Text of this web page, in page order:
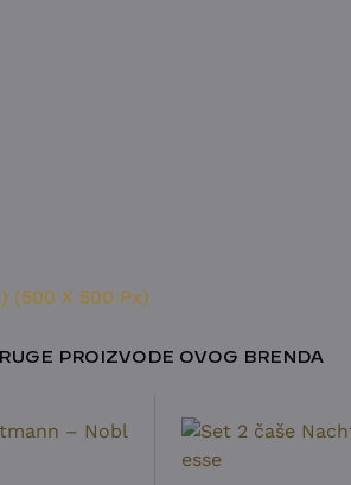
PROIZVODE OVOG BRENDA